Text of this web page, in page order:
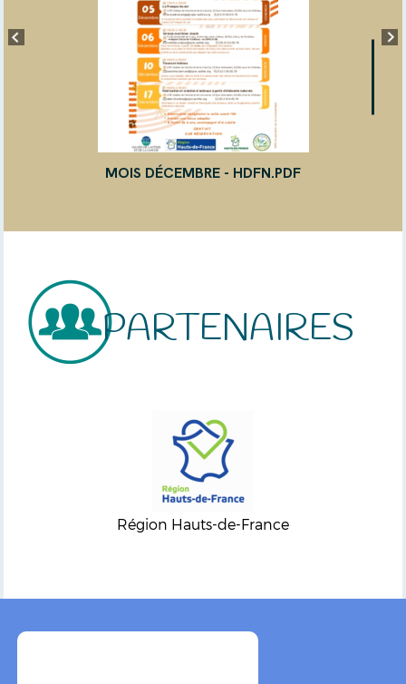
MOIS DÉCEMBRE - HDFN.PDF
PARTENAIRES
Région Hauts-de-France